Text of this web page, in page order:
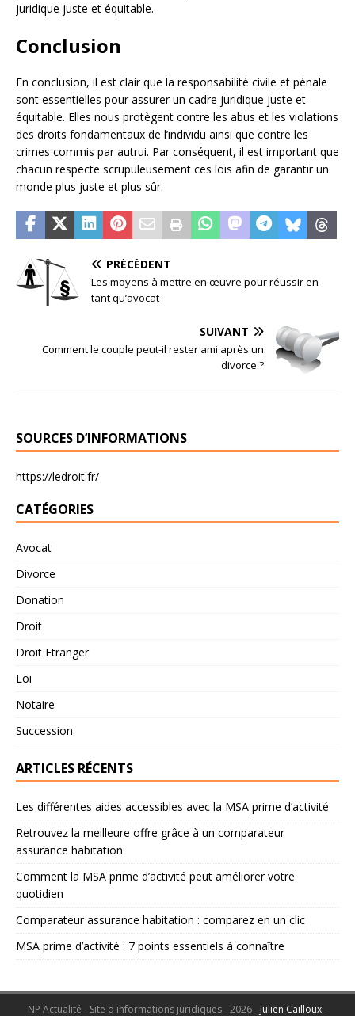
juridique juste et équitable.
Conclusion
En conclusion, il est clair que la responsabilité civile et pénale
sont essentielles pour assurer un cadre juridique juste et
équitable. Elles nous protègent contre les abus et les violations
des droits fondamentaux de l’individu ainsi que contre les
crimes commis par autrui. Par conséquent, il est important que
chacun respecte scrupuleusement ces lois afin de garantir un
monde plus juste et plus sûr.
PRÉCÉDENT
Les moyens à mettre en œuvre pour réussir en
tant qu’avocat
SUIVANT
Comment le couple peut-il rester ami après un
divorce ?
SOURCES D’INFORMATIONS
https://ledroit.fr/
CATÉGORIES
Avocat
Divorce
Donation
Droit
Droit Etranger
Loi
Notaire
Succession
ARTICLES RÉCENTS
Les différentes aides accessibles avec la MSA prime d’activité
Retrouvez la meilleure offre grâce à un comparateur
assurance habitation
Comment la MSA prime d’activité peut améliorer votre
quotidien
Comparateur assurance habitation : comparez en un clic
MSA prime d’activité : 7 points essentiels à connaître
NP Actualité - Site d informations juridiques - 2026 - Julien Cailloux-